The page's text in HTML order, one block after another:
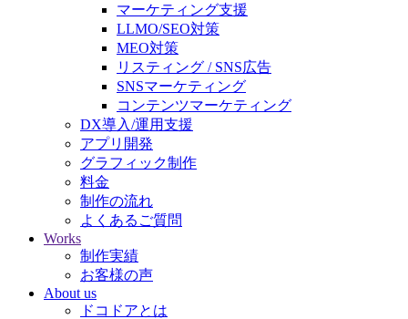
マーケティング支援
LLMO/SEO対策
MEO対策
リスティング / SNS広告
SNSマーケティング
コンテンツマーケティング
DX導入/運用支援
アプリ開発
グラフィック制作
料金
制作の流れ
よくあるご質問
Works
制作実績
お客様の声
About us
ドコドアとは